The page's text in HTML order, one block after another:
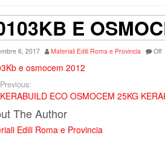
E
6, 2017 Materiali Edili Roma e Provincia Off
e osmocem 2012
Previous:
KERABUILD ECO OSMOCEM 25KG
The Author
Edili Roma e Provincia